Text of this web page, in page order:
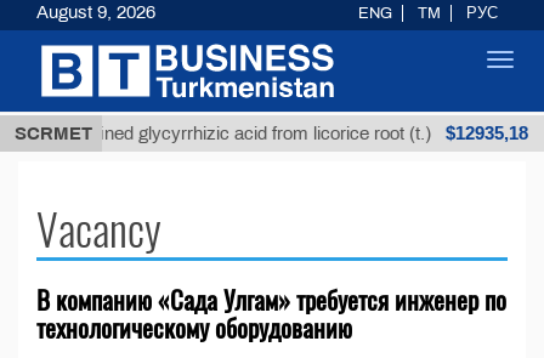
SCRMET
Unrefined glycyrrhizic acid from licorice root (t.) $12935,18
Vacancy
В компанию «Сада Улгам» требуется инженер по
технологическому оборудованию
August 9, 2026 ENG TM РУС